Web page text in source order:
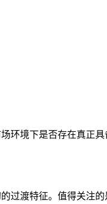
环境下是否存在真正
过渡特征。值得关注的